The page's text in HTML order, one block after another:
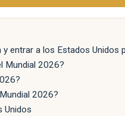
entrar a los Estados Unidos
Mundial 2026?
2026?
Unidos